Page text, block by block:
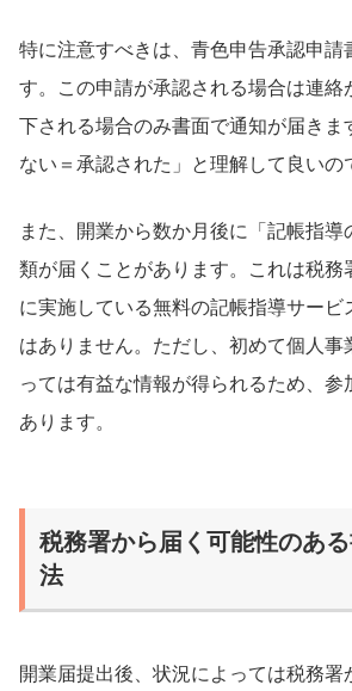
特に注意すべきは、青色申告承認申請
す。この申請が承認される場合は連絡
下される場合のみ書面で通知が届きま
ない＝承認された」と理解して良いの
また、開業から数か月後に「記帳指
類が届くことがあります。これは税務
に実施している無料の記帳指導サービ
はありません。ただし、初めて個人事
っては有益な情報が得られるため、参
あります。
税務署から届く可能性のあ
法
開業届提出後、状況によっては税務署